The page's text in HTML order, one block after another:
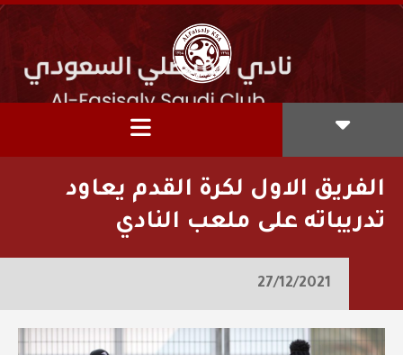
الفريق الاول لكرة القدم يعاود
تدريباته على ملعب النادي
27/12/2021